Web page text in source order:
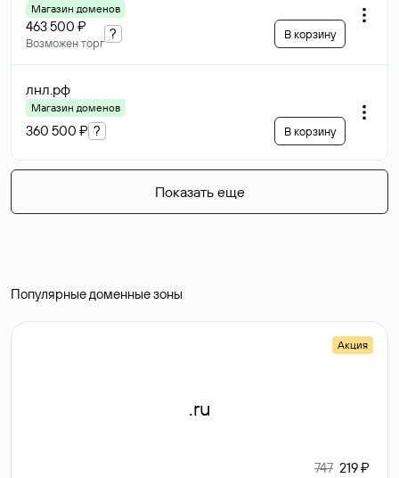
Магазин доменов
463 500 ₽
Возможен торг
? В корзину
лнл.рф
Магазин доменов
360 500 ₽ ? В корзину
Показать еще
Популярные доменные зоны
Акция
.ru
747 219 ₽